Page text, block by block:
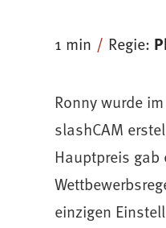
1 min Regie:
Ronny wurde
slashCAM
Hauptpreis gab
einzigen